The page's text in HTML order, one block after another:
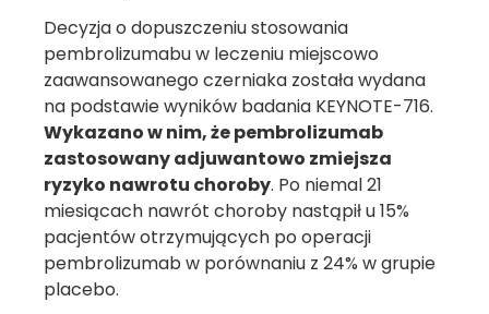
Decyzja o dopuszczeniu stosowania
pembrolizumabu w leczeniu miejscowo
zaawansowanego czerniaka została wydana
na podstawie wyników badania KEYNOTE-716.
Wykazano w nim, że pembrolizumab
zastosowany adjuwantowo zmiejsza
ryzyko nawrotu choroby. Po niemal 21
miesiącach nawrót choroby nastąpił u 15%
pacjentów otrzymujących po operacji
pembrolizumab w porównaniu z 24% w grupie
placebo.